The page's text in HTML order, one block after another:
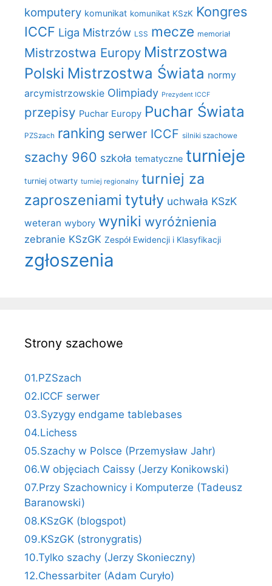
komputery komunikat komunikat KSzK Kongres
ICCF Liga Mistrzów LSS mecze memoriał
Mistrzostwa Europy Mistrzostwa
Polski Mistrzostwa Świata normy
arcymistrzowskie Olimpiady Prezydent ICCF
przepisy Puchar Europy Puchar Świata
PZSzach ranking serwer ICCF silniki szachowe
szachy 960 szkoła tematyczne turnieje
turniej otwarty turniej regionalny turniej za
zaproszeniami tytuły uchwała KSzK
weteran wybory wyniki wyróżnienia
zebranie KSzGK Zespół Ewidencji i Klasyfikacji
zgłoszenia
Strony szachowe
01.PZSzach
02.ICCF serwer
03.Syzygy endgame tablebases
04.Lichess
05.Szachy w Polsce (Przemysław Jahr)
06.W objęciach Caissy (Jerzy Konikowski)
07.Przy Szachownicy i Komputerze (Tadeusz
Baranowski)
08.KSzGK (blogspot)
09.KSzGK (stronygratis)
10.Tylko szachy (Jerzy Skonieczny)
12.Chessarbiter (Adam Curyło)